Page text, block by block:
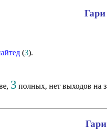
(3).
3 полных, нет выходов на